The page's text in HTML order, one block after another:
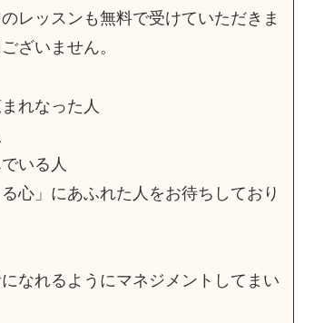
レッスンも無料で受けていただきま
ざいません。
れなった人
いる人
心」にあふれた人をお待ちしており
なれるようにマネジメントしてまい